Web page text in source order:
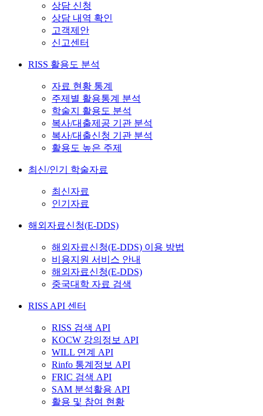
상담 신청
상담 내역 확인
고객제안
신고센터
RISS 활용도 분석
자료 현황 통계
주제별 활용통계 분석
학술지 활용도 분석
복사/대출제공 기관 분석
복사/대출신청 기관 분석
활용도 높은 주제
최신/인기 학술자료
최신자료
인기자료
해외자료신청(E-DDS)
해외자료신청(E-DDS) 이용 방법
비용지원 서비스 안내
해외자료신청(E-DDS)
중국대학 자료 검색
RISS API 센터
RISS 검색 API
KOCW 강의정보 API
WILL 연계 API
Rinfo 통계정보 API
FRIC 검색 API
SAM 분석활용 API
활용 및 참여 현황